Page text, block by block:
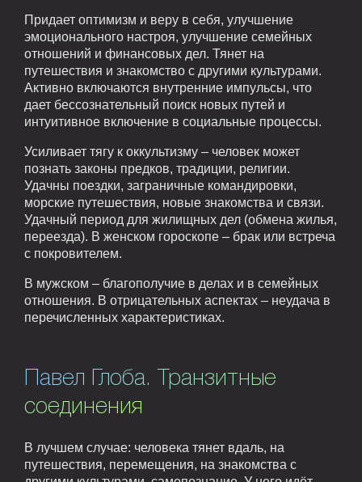
Придает оптимизм и веру в себя, улучшение
эмоционального настроя, улучшение семейных
отношений и финансовых дел. Тянет на
путешествия и знакомство с другими культурами.
Активно включаются внутренние импульсы, что
дает бессознательный поиск новых путей и
интуитивное включение в социальные процессы.
Усиливает тягу к оккультизму – человек может
познать законы предков, традиции, религии.
Удачны поездки, заграничные командировки,
морские путешествия, новые знакомства и связи.
Удачный период для жилищных дел (обмена жилья,
переезда). В женском гороскопе – брак или встреча
с покровителем.
В мужском – благополучие в делах и в семейных
отношения. В отрицательных аспектах – неудача в
перечисленных характеристиках.
Павел Глоба. Транзитные
соединения
В лучшем случае: человека тянет вдаль, на
путешествия, перемещения, на знакомства с